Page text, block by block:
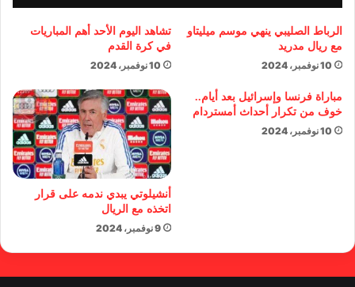
الرباط الصليبي ينهي موسم ميليتاو
مع ريال مدريد
10 نوفمبر، 2024
تشاهد اليوم الأحد أهم المباريات
في كرة القدم
10 نوفمبر، 2024
مباراة فرنسا وإسرائيل بعد أيام..
خوف من تكرار أحداث أمستردام
10 نوفمبر، 2024
أنشيلوتي يبدي ندمه على قرار
اتخذه مع الريال
9 نوفمبر، 2024